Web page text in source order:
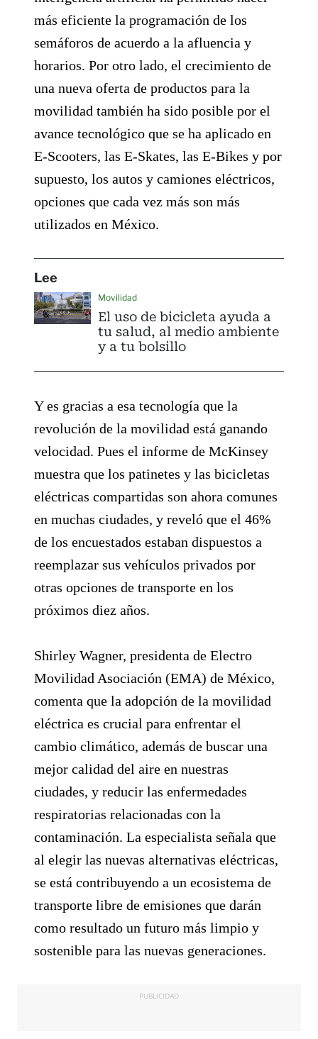
más eficiente la programación de los
semáforos de acuerdo a la afluencia y
horarios. Por otro lado, el crecimiento de
una nueva oferta de productos para la
movilidad también ha sido posible por el
avance tecnológico que se ha aplicado en
E-Scooters, las E-Skates, las E-Bikes y por
supuesto, los autos y camiones eléctricos,
opciones que cada vez más son más
utilizados en México.
Lee
Movilidad
El uso de bicicleta ayuda a
tu salud, al medio ambiente
y a tu bolsillo
Y es gracias a esa tecnología que la
revolución de la movilidad está ganando
velocidad. Pues el informe de McKinsey
muestra que los patinetes y las bicicletas
eléctricas compartidas son ahora comunes
en muchas ciudades, y reveló que el 46%
de los encuestados estaban dispuestos a
reemplazar sus vehículos privados por
otras opciones de transporte en los
próximos diez años.
Shirley Wagner, presidenta de Electro
Movilidad Asociación (EMA) de México,
comenta que la adopción de la movilidad
eléctrica es crucial para enfrentar el
cambio climático, además de buscar una
mejor calidad del aire en nuestras
ciudades, y reducir las enfermedades
respiratorias relacionadas con la
contaminación. La especialista señala que
al elegir las nuevas alternativas eléctricas,
se está contribuyendo a un ecosistema de
transporte libre de emisiones que darán
como resultado un futuro más limpio y
sostenible para las nuevas generaciones.
PUBLICIDAD